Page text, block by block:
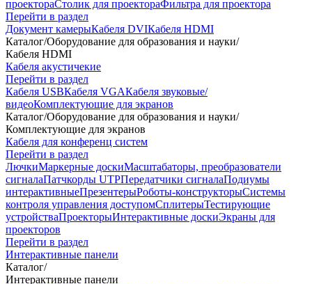
проектораСтолик для проектораФильтра для проектора
Перейти в раздел
Документ камерыКабеля DVIКабеля HDMI
Каталог/Оборудование для образования и науки/
Кабеля HDMI
Кабеля акустичекие
Перейти в раздел
Кабеля USBКабеля VGAКабеля звуковые/
видеоКомплектующие для экранов
Каталог/Оборудование для образования и науки/
Комплектующие для экранов
Кабеля для конференц систем
Перейти в раздел
ЛючкиМаркерные доскиМасштабаторы, преобразователи
сигналаПатчкорды UTPПередатчики сигналаПодиумы
интерактивныеПрезентерыРоботы-конструкторыСистемы
контроля управления доступомСплитерыТестирующие
устройстваПроекторыИнтерактивные доскиЭкраны для
проекторов
Перейти в раздел
Интерактивные панели
Каталог/
Интерактивные панели